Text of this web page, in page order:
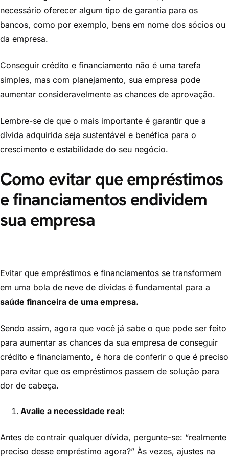
necessário oferecer algum tipo de garantia para os
bancos, como por exemplo, bens em nome dos sócios ou
da empresa.
Conseguir crédito e financiamento não é uma tarefa
simples, mas com planejamento, sua empresa pode
aumentar consideravelmente as chances de aprovação.
Lembre-se de que o mais importante é garantir que a
dívida adquirida seja sustentável e benéfica para o
crescimento e estabilidade do seu negócio.
Como evitar que empréstimos
e financiamentos endividem
sua empresa
Evitar que empréstimos e financiamentos se transformem
em uma bola de neve de dívidas é fundamental para a
saúde financeira de uma empresa.
Sendo assim, agora que você já sabe o que pode ser feito
para aumentar as chances da sua empresa de conseguir
crédito e financiamento, é hora de conferir o que é preciso
para evitar que os empréstimos passem de solução para
dor de cabeça.
Avalie a necessidade real:
Antes de contrair qualquer dívida, pergunte-se: “realmente
preciso desse empréstimo agora?” Às vezes, ajustes na